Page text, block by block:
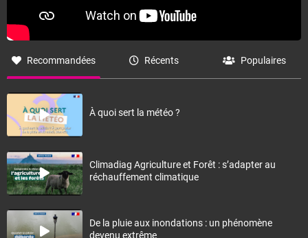
Recommandées Récents Populaires
À quoi sert la météo ?
Climadiag Agriculture et Forêt : s’adapter au
réchauffement climatique
De la pluie aux inondations : un phénomène
devenu extrême